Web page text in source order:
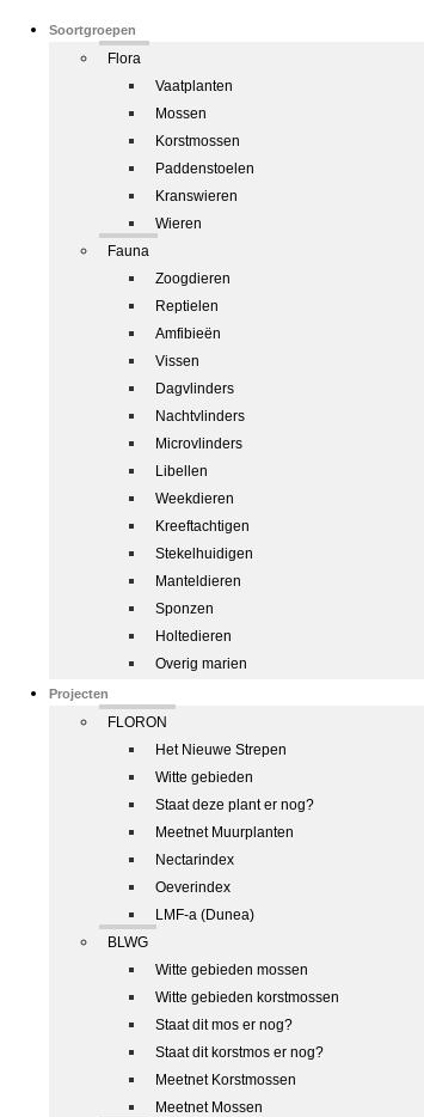
Soortgroepen
Flora
Vaatplanten
Mossen
Korstmossen
Paddenstoelen
Kranswieren
Wieren
Fauna
Zoogdieren
Reptielen
Amfibieën
Vissen
Dagvlinders
Nachtvlinders
Microvlinders
Libellen
Weekdieren
Kreeftachtigen
Stekelhuidigen
Manteldieren
Sponzen
Holtedieren
Overig marien
Projecten
FLORON
Het Nieuwe Strepen
Witte gebieden
Staat deze plant er nog?
Meetnet Muurplanten
Nectarindex
Oeverindex
LMF-a (Dunea)
BLWG
Witte gebieden mossen
Witte gebieden korstmossen
Staat dit mos er nog?
Staat dit korstmos er nog?
Meetnet Korstmossen
Meetnet Mossen